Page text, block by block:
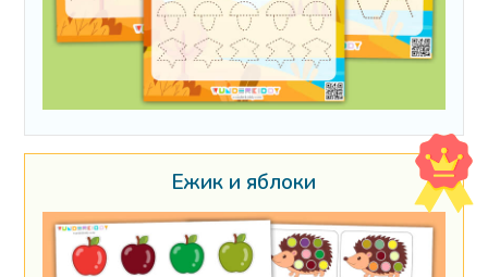
Ёжик и яблоки